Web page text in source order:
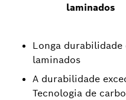
laminados
Longa
laminados
A durabilidade
Tecnologia de